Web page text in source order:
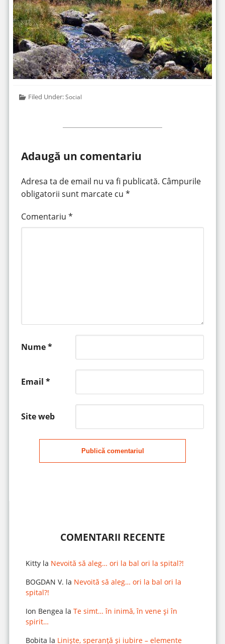
Filed Under:Social
Adaugă un comentariu
Adresa ta de email nu va fi publicată. Câmpurile
obligatorii sunt marcate cu *
Comentariu *
Nume*
Email *
Site web
Publică comentariul
COMENTARII RECENTE
Kittyla Nevoită să aleg… ori la bal ori la spital?!
BOGDAN V. la Nevoită să aleg… ori la bal ori la
spital?!
Ion Bengea la Te simt… în inimă, în vene și în
spirit…
Bobita la Liniște, speranță și iubire – elemente